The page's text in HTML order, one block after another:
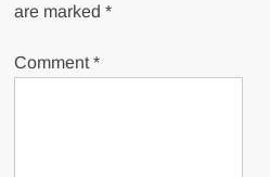
are marked*
Comment*